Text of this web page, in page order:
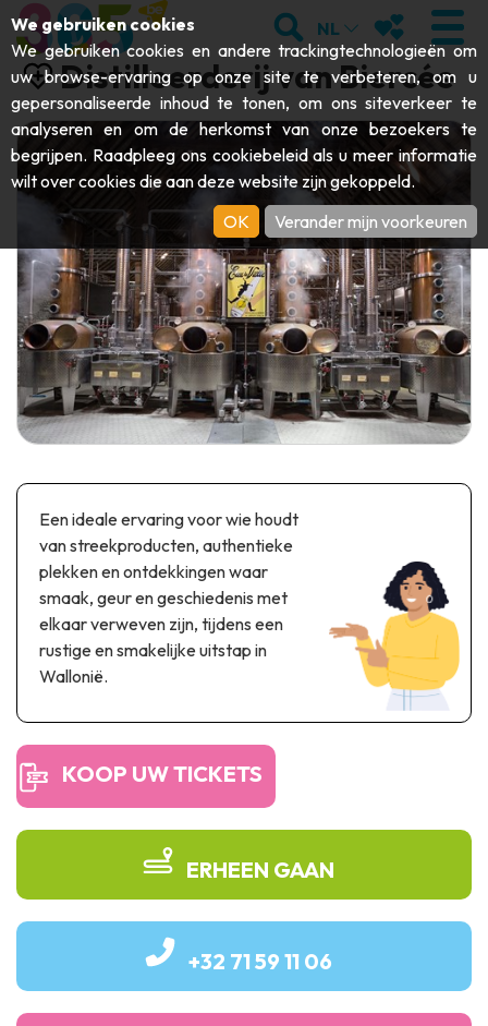
BEZOEKEN
Abdijen & religieuze monumenten
Archeologie
Kunst
Ambachten & knowhow
Kastelen, citadellen & belforten
Folklore & lokale geschiedenis
Geschiedenis
Wetenschapsparken
Auto- & spoorerfgoed
Industrieel erfgoed & architecturale kunstwerken
Streekproducten
UNESCO
ONTDEKKEN
Grotten
Tuinen, parken & natuursites
Aquariums, dierenparken & -tuinen
BEWEGEN
Toeristische boten & cruises
Railbikes & toeristische treinen
Kajaks
Thema & recreatiepark
Recreatie- & waterpretparken
EVENEMENTEN
DE LEUKSTE ACTIVITEITEN VOOR
DEZE ZOMER
DOWNLOAD DE GIDS
ZOEKEN
NL MIJN
Distilleerderij van Biercée
Een ideale ervaring voor wie houdt
van streekproducten, authentieke
plekken en ontdekkingen waar
smaak, geur en geschiedenis met
elkaar verweven zijn, tijdens een
rustige en smakelijke uitstap in
Wallonië.
KOOP UW TICKETS
ERHEEN GAAN
+32 71 59 11 06
We gebruiken cookies
We gebruiken cookies en andere trackingtechnologieën om
uw browse-ervaring op onze site te verbeteren, om u
gepersonaliseerde inhoud te tonen, om ons siteverkeer te
analyseren en om de herkomst van onze bezoekers te
begrijpen. Raadpleeg ons cookiebeleidals u meer informatie
wilt over cookies die aan deze website zijn gekoppeld.
OK
Verander mijn voorkeuren